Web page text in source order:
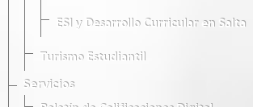
ESI y Desarrollo Curricular en Salta
Turismo Estudiantil
Servicios